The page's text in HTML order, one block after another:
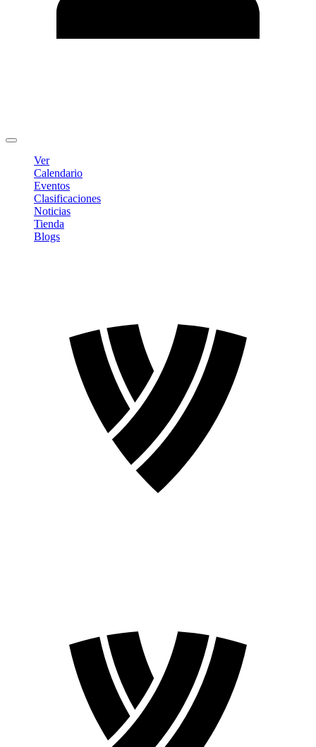
Ver
Calendario
Eventos
Clasificaciones
Noticias
Tienda
Blogs